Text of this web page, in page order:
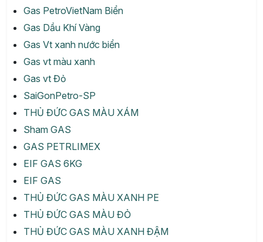
Gas PetroVietNam Biển
Gas Dầu Khí Vàng
Gas Vt xanh nước biển
Gas vt màu xanh
Gas vt Đỏ
SaiGonPetro-SP
THỦ ĐỨC GAS MÀU XÁM
Sham GAS
GAS PETRLIMEX
EIF GAS 6KG
EIF GAS
THỦ ĐỨC GAS MÀU XANH PE
THỦ ĐỨC GAS MÀU ĐỎ
THỦ ĐỨC GAS MÀU XANH ĐẬM